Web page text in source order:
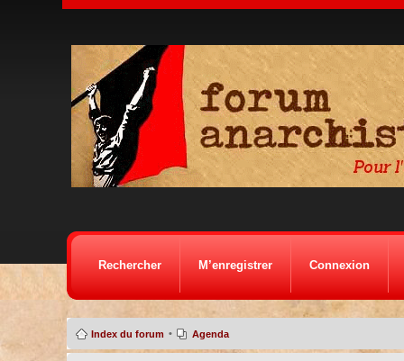
Rechercher M’enregistrer Connexion
Index du forum • Agenda